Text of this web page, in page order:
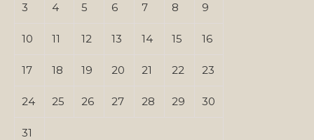
3 4 5 6 7 8 9
10 11 12 13 14 15 16
17 18 19 20 21 22 23
24 25 26 27 28 29 30
31